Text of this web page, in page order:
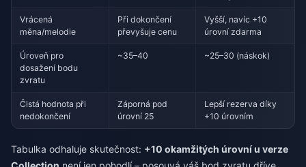
Vrácená
měna/melodie
Při dokončení
převyšuje cenu
Vyšší, navíc +10
úrovní zdarma
Úroveň pro
dosažení bodu
zvratu
~35–40 ~25–30 (náskok)
Čistá hodnota při
nedokončení
Záporná pod
úrovní 25
Lepší rezerva díky
+10 úrovním
Tabulka odhaluje skutečnost: +10 okamžitých úrovní u verze